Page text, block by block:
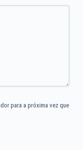
para a próxima vez que